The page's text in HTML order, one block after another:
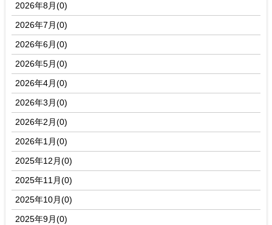
2026年8月(0)
2026年7月(0)
2026年6月(0)
2026年5月(0)
2026年4月(0)
2026年3月(0)
2026年2月(0)
2026年1月(0)
2025年12月(0)
2025年11月(0)
2025年10月(0)
2025年9月(0)